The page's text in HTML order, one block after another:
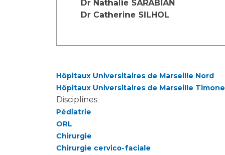
Dr Nathalie SARABIAN
Dr Catherine SILHOL
Hôpitaux Universitaires de Marseille Nord
Hôpitaux Universitaires de Marseille Timone
Disciplines:
Pédiatrie
ORL
Chirurgie
Chirurgie cervico-faciale